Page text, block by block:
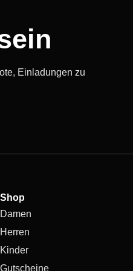
Einladungen zu
Shop
Damen
Herren
Kinder
Gutscheine